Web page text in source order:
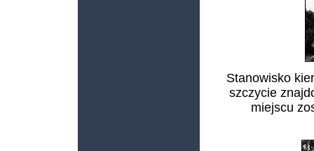
Stanowisko
szczycie
miejscu